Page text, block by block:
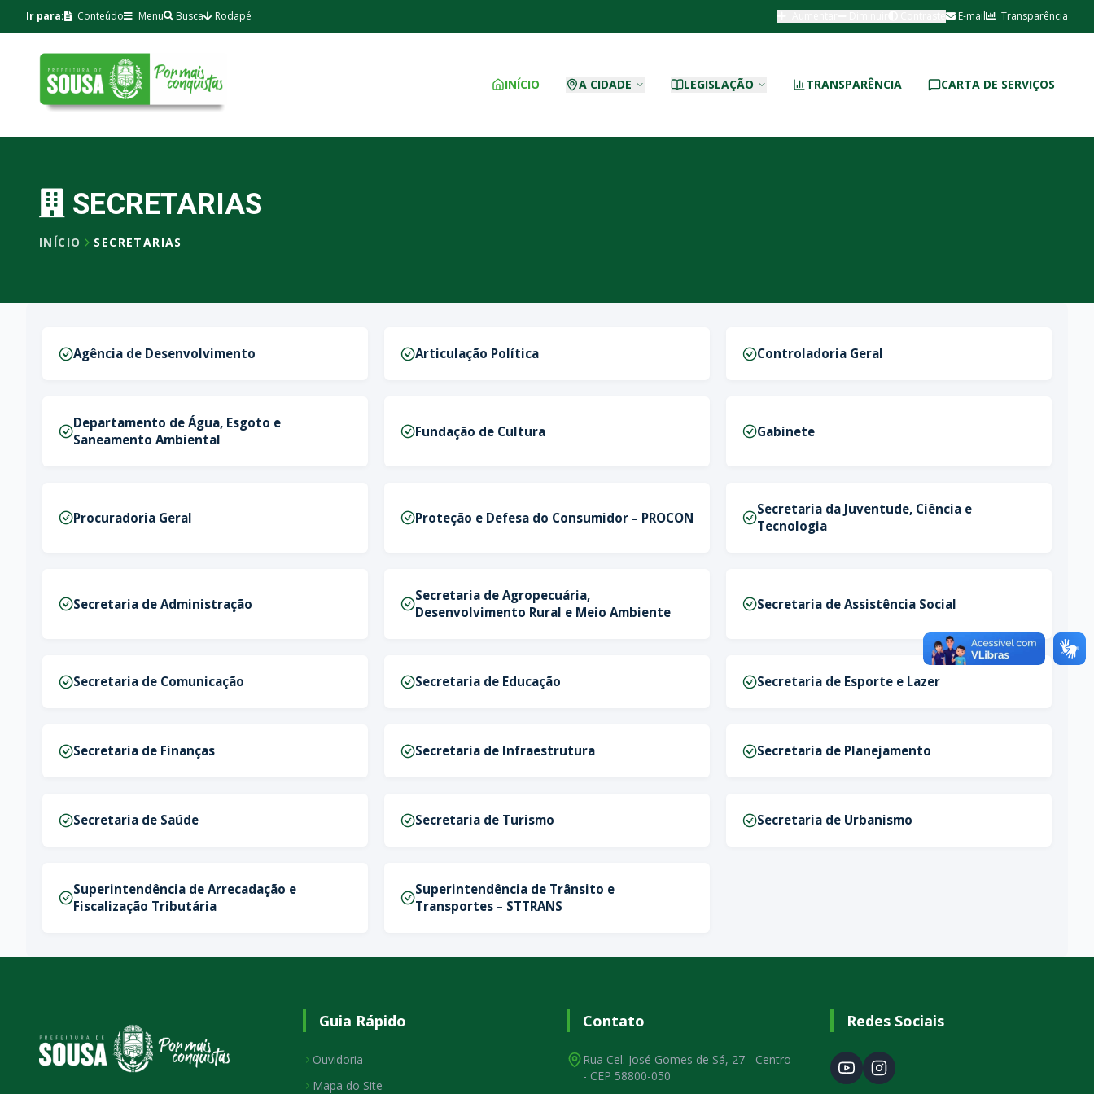
Ir para: Conteúdo Menu Busca Rodapé E-mail Transparência
INÍCIO A CIDADE LEGISLAÇÃO TRANSPARÊNCIA CARTA DE SERVIÇOS
SECRETARIAS
INÍCIO SECRETARIAS
Agência de Desenvolvimento Articulação Política Controladoria Geral
Departamento de Água, Esgoto e
Saneamento Ambiental
Fundação de Cultura Gabinete
Procuradoria Geral Proteção e Defesa do Consumidor – PROCON
Secretaria da Juventude, Ciência e
Tecnologia
Secretaria de Administração
Secretaria de Agropecuária,
Desenvolvimento Rural e Meio Ambiente
Secretaria de Assistência Social
Secretaria de Comunicação Secretaria de Educação Secretaria de Esporte e Lazer
Secretaria de Finanças Secretaria de Infraestrutura Secretaria de Planejamento
Secretaria de Saúde Secretaria de Turismo Secretaria de Urbanismo
Superintendência de Arrecadação e
Fiscalização Tributária
Superintendência de Trânsito e
Transportes – STTRANS
Guia Rápido
Ouvidoria
Mapa do Site
Contato
Rua Cel. José Gomes de Sá, 27 - Centro
- CEP 58800-050
Redes Sociais